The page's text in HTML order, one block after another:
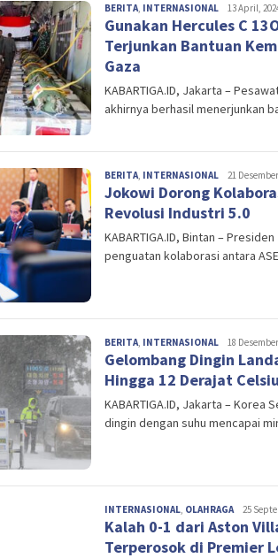
BERITA INTERNASIONAL Editor
13 April,
Gunakan Hercules C
Terjunkan Bantuan
Gaza
KABARTIGA.ID, Jakarta –
akhirnya berhasil menerjunkan
BERITA INTERNASIONAL Editor
21
Jokowi Dorong
Revolusi Industri 5.0
KABARTIGA.ID, Bintan –
penguatan kolaborasi antara
BERITA INTERNASIONAL Editor
18
Gelombang Dingin
Hingga 12 Derajat
KABARTIGA.ID, Jakarta – Korea
dingin dengan suhu mencapai
INTERNASIONAL OLAHRAGA Editor
25
Kalah 0-1 dari Aston
Terperosok di Premier